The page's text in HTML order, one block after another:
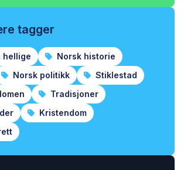
tagger
hellige
Norsk historie
Norsk politikk
Stiklestad
Tradisjoner
Kristendom